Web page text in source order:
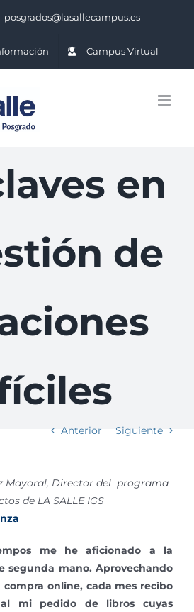
posgrados@lasallecampus.es
Campus Virtual
en
de
Anterior Siguiente
Mayoral, Director del programa
de LA SALLE IGS
me he aficionado a la
segunda mano. Aprovechando
compra online, cada mes recibo
mi pedido de libros cuyas